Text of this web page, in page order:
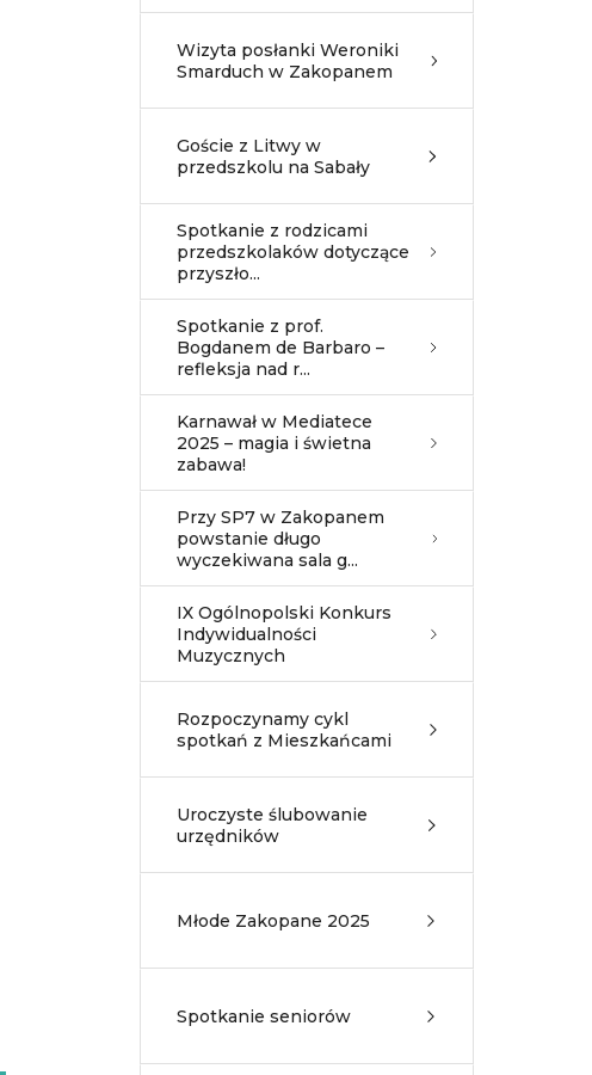
Wizyta posłanki Weroniki
Smarduch w Zakopanem
Goście z Litwy w
przedszkolu na Sabały
Spotkanie z rodzicami
przedszkolaków dotyczące
przyszło...
Spotkanie z prof.
Bogdanem de Barbaro –
refleksja nad r...
Karnawał w Mediatece
2025 – magia i świetna
zabawa!
Przy SP7 w Zakopanem
powstanie długo
wyczekiwana sala g...
IX Ogólnopolski Konkurs
Indywidualności
Muzycznych
Rozpoczynamy cykl
spotkań z Mieszkańcami
Uroczyste ślubowanie
urzędników
Młode Zakopane 2025
Spotkanie seniorów